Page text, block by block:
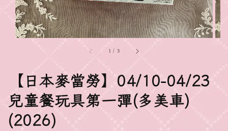
1 / 3
【日本麥當勞】04/10-04/23
兒童餐玩具第一彈(多美車)
(2026)